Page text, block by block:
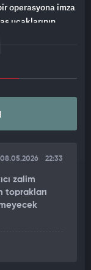
operasyona imza
uçaklarının,
hale getirdiği
tarihinde M/T
sırada USS
bir F/A-18 Super
atışı
engelledi.
devam
08.05.2026 22:33
zalim
toprakları